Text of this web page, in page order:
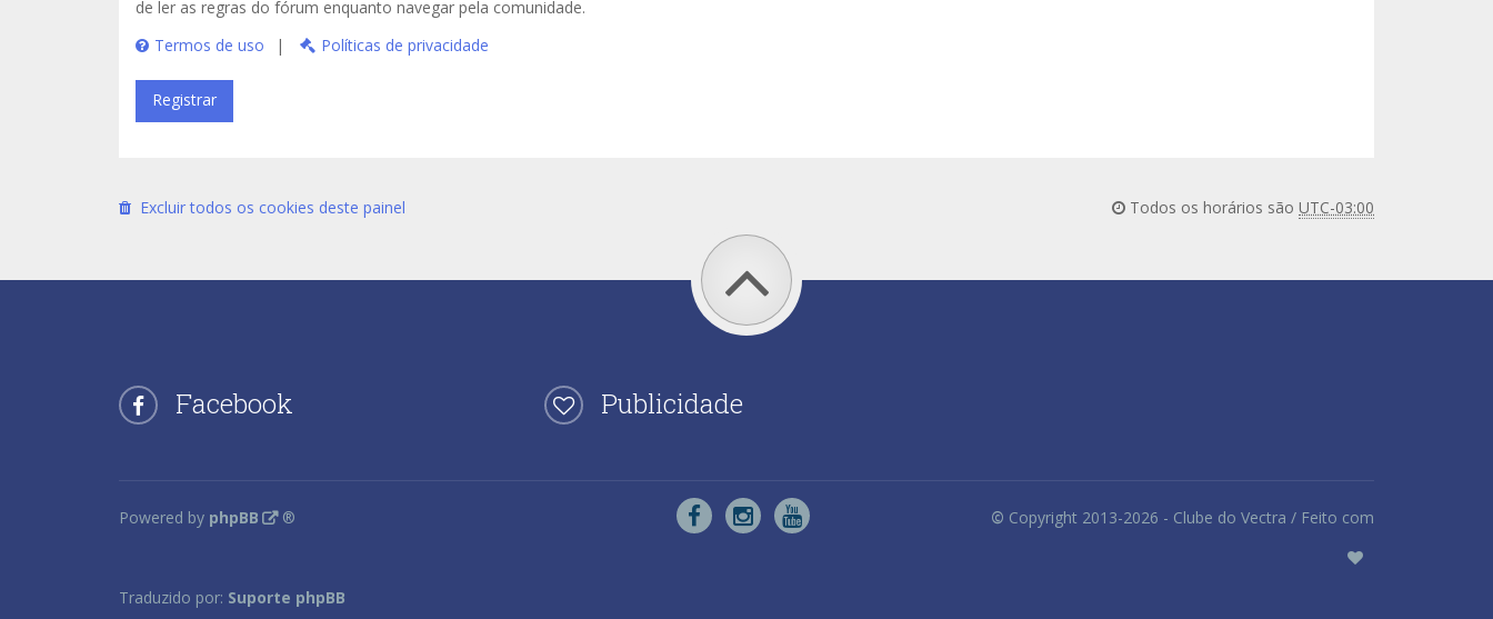
de ler as regras do fórum enquanto navegar pela comunidade.
Termos de uso
| Políticas de privacidade
Registrar
Excluir todos os cookies deste painel Todos os horários são UTC-03:00
Facebook Publicidade
Powered by phpBB ® © Copyright 2013-2026 - Clube do Vectra / Feito com
Traduzido por: Suporte phpBB